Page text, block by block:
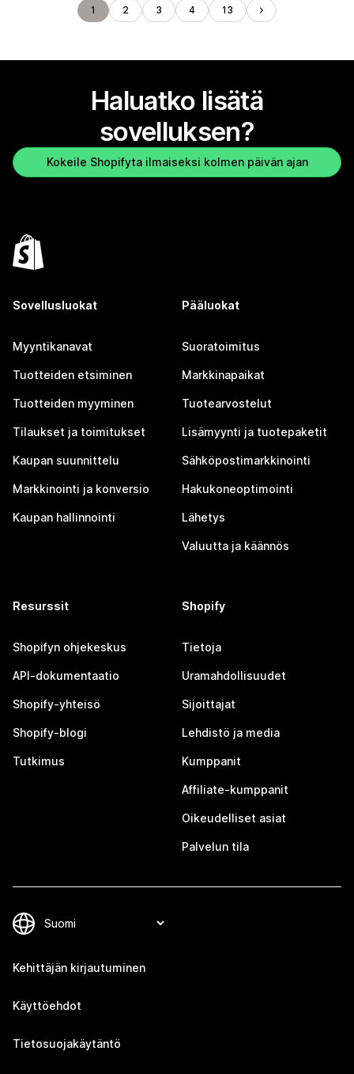
1 2 3 4 13
Haluatko lisätä
sovelluksen?
Kokeile Shopifyta ilmaiseksi kolmen päivän ajan
Sovellusluokat
Myyntikanavat
Tuotteiden etsiminen
Tuotteiden myyminen
Tilaukset ja toimitukset
Kaupan suunnittelu
Markkinointi ja konversio
Kaupan hallinnointi
Pääluokat
Suoratoimitus
Markkinapaikat
Tuotearvostelut
Lisämyynti ja tuotepaketit
Sähköpostimarkkinointi
Hakukoneoptimointi
Lähetys
Valuutta ja käännös
Resurssit
Shopifyn ohjekeskus
API-dokumentaatio
Shopify-yhteisö
Shopify-blogi
Tutkimus
Shopify
Tietoja
Uramahdollisuudet
Sijoittajat
Lehdistö ja media
Kumppanit
Affiliate-kumppanit
Oikeudelliset asiat
Palvelun tila
Kehittäjän kirjautuminen
Käyttöehdot
Tietosuojakäytäntö